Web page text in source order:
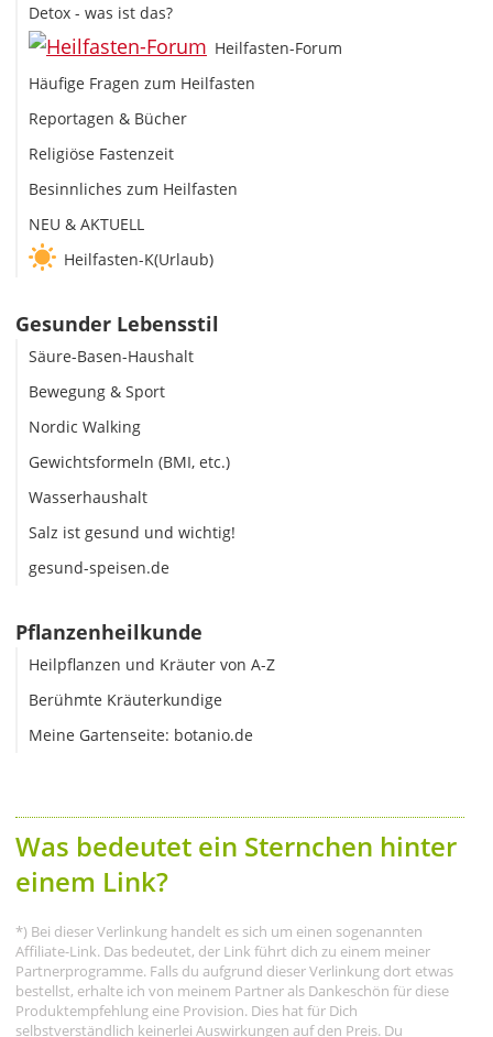
Detox - was ist das?
Heilfasten-Forum
Häufige Fragen zum Heilfasten
Reportagen & Bücher
Religiöse Fastenzeit
Besinnliches zum Heilfasten
NEU & AKTUELL
Heilfasten-K(Urlaub)
Gesunder Lebensstil
Säure-Basen-Haushalt
Bewegung & Sport
Nordic Walking
Gewichtsformeln (BMI, etc.)
Wasserhaushalt
Salz ist gesund und wichtig!
gesund-speisen.de
Pflanzenheilkunde
Heilpflanzen und Kräuter von A-Z
Berühmte Kräuterkundige
Meine Gartenseite: botanio.de
Was bedeutet ein Sternchen hinter
einem Link?
*) Bei dieser Verlinkung handelt es sich um einen sogenannten
Affiliate-Link. Das bedeutet, der Link führt dich zu einem meiner
Partnerprogramme. Falls du aufgrund dieser Verlinkung dort etwas
bestellst, erhalte ich von meinem Partner als Dankeschön für diese
Produktempfehlung eine Provision. Dies hat für Dich
selbstverständlich keinerlei Auswirkungen auf den Preis. Du